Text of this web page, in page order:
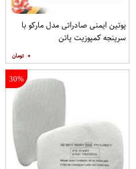
پوتین ایمنی صادراتی مدل مارکو با
سرپنجه کمپوزیت پاتن
۰
30%